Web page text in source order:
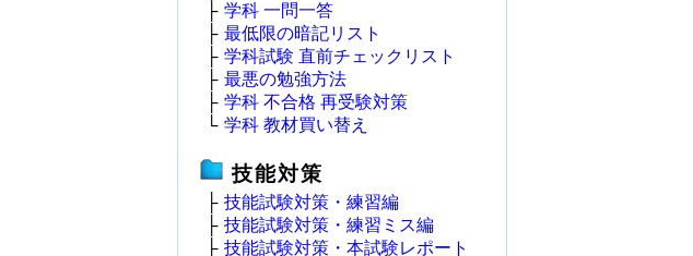
├ 学科 一問一答
├ 最低限の暗記リスト
├ 学科試験 直前チェックリスト
├ 最悪の勉強方法
├ 学科 不合格 再受験対策
└ 学科 教材買い替え
技能対策
├ 技能試験対策・練習編
├ 技能試験対策・練習ミス編
├ 技能試験対策・本試験レポート